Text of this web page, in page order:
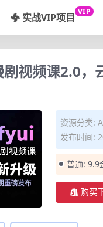
实战VIP项目 VIP
视频课2.0，
资源分类:
发布时间:
普通: 9.9
购买